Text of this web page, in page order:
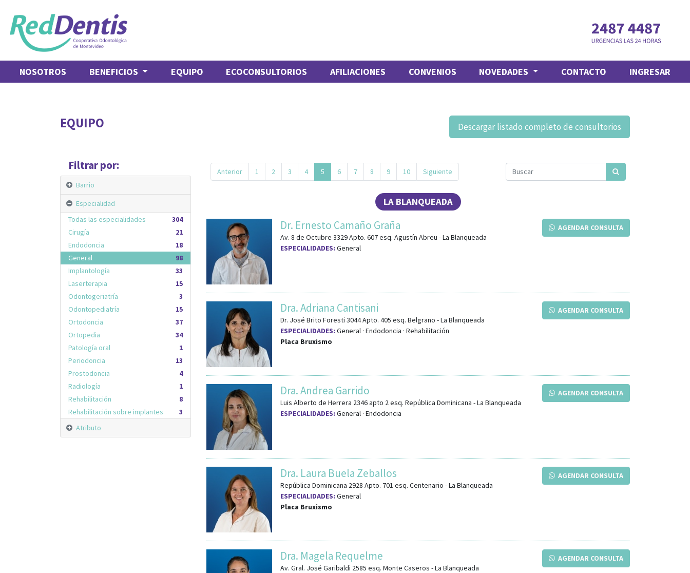
NOSOTROS BENEFICIOS EQUIPO ECOCONSULTORIOS AFILIACIONES CONVENIOS NOVEDADES CONTACTO INGRESAR
EQUIPO Descargar listado completo de consultorios
Filtrar por:
Barrio
Especialidad
304
Todas las especialidades
21
Cirugía
18
Endodoncia
98
General
33
Implantología
15
Laserterapia
3
Odontogeriatría
15
Odontopediatría
37
Ortodoncia
34
Ortopedia
1
Patología oral
13
Periodoncia
4
Prostodoncia
1
Radiología
8
Rehabilitación
3
Rehabilitación sobre implantes
Atributo
Anterior 1 2 3 4 5 6 7 8 9 10 Siguiente
LA BLANQUEADA
AGENDAR CONSULTA
Dr. Ernesto Camaño Graña
Av. 8 de Octubre 3329 Apto. 607esq. Agustín Abreu -La Blanqueada
ESPECIALIDADES: General
AGENDAR CONSULTA
Dra. Adriana Cantisani
Dr. José Brito Foresti 3044 Apto. 405 esq. Belgrano -La Blanqueada
ESPECIALIDADES: General · Endodoncia · Rehabilitación
Placa Bruxismo
AGENDAR CONSULTA
Dra. Andrea Garrido
Luis Alberto de Herrera 2346 apto 2esq. República Dominicana -La Blanqueada
ESPECIALIDADES: General · Endodoncia
AGENDAR CONSULTA
Dra. Laura Buela Zeballos
República Dominicana 2928 Apto. 701 esq. Centenario -La Blanqueada
ESPECIALIDADES: General
Placa Bruxismo
AGENDAR CONSULTA
Dra. Magela Requelme
Av. Gral. José Garibaldi 2585 esq. Monte Caseros -La Blanqueada